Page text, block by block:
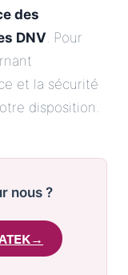
des
DNV. Pour
et la sécurité
disposition.
nous ?
→